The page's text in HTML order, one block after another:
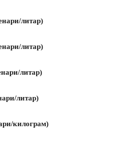
литар)
литар)
литар)
литар)